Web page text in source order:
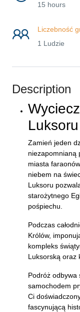
15 hours
Liczebność
1 Ludzie
Description
Luksoru
Zamień jeden
niezapomnianą
miasta
niebem na
Luksoru
starożytnego
pośpiechu.
Podczas
Królów,
kompleks
Luksorską oraz
Podróż odbywa
samochodem
Ci
fascynującą